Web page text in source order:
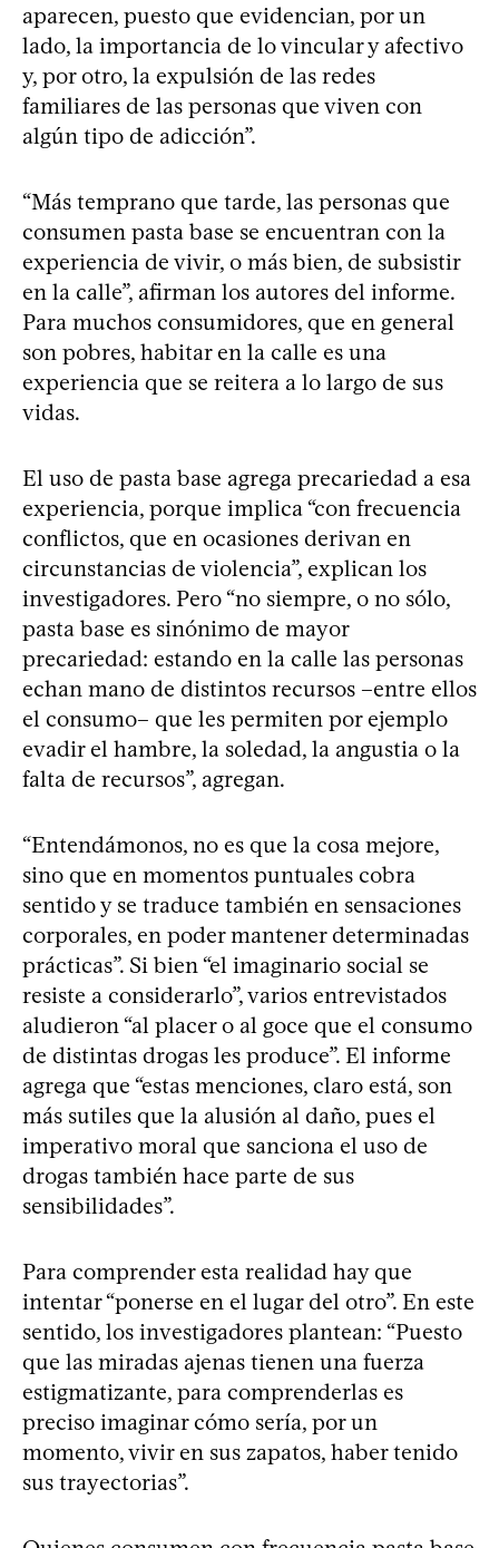
aparecen, puesto que evidencian, por un
lado, la importancia de lo vincular y afectivo
y, por otro, la expulsión de las redes
familiares de las personas que viven con
algún tipo de adicción”.
“Más temprano que tarde, las personas que
consumen pasta base se encuentran con la
experiencia de vivir, o más bien, de subsistir
en la calle”, afirman los autores del informe.
Para muchos consumidores, que en general
son pobres, habitar en la calle es una
experiencia que se reitera a lo largo de sus
vidas.
El uso de pasta base agrega precariedad a esa
experiencia, porque implica “con frecuencia
conflictos, que en ocasiones derivan en
circunstancias de violencia”, explican los
investigadores. Pero “no siempre, o no sólo,
pasta base es sinónimo de mayor
precariedad: estando en la calle las personas
echan mano de distintos recursos –entre ellos
el consumo– que les permiten por ejemplo
evadir el hambre, la soledad, la angustia o la
falta de recursos”, agregan.
“Entendámonos, no es que la cosa mejore,
sino que en momentos puntuales cobra
sentido y se traduce también en sensaciones
corporales, en poder mantener determinadas
prácticas”. Si bien “el imaginario social se
resiste a considerarlo”, varios entrevistados
aludieron “al placer o al goce que el consumo
de distintas drogas les produce”. El informe
agrega que “estas menciones, claro está, son
más sutiles que la alusión al daño, pues el
imperativo moral que sanciona el uso de
drogas también hace parte de sus
sensibilidades”.
Para comprender esta realidad hay que
intentar “ponerse en el lugar del otro”. En este
sentido, los investigadores plantean: “Puesto
que las miradas ajenas tienen una fuerza
estigmatizante, para comprenderlas es
preciso imaginar cómo sería, por un
momento, vivir en sus zapatos, haber tenido
sus trayectorias”.